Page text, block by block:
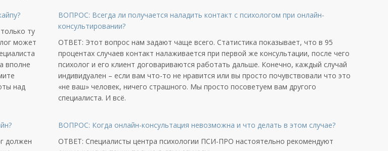
ту
может
вполне
над
должен
ВОПРОС: Всегда ли получается наладить контакт с психологом при онлайн-
консультировании?
ОТВЕТ: Этот вопрос нам задают чаще всего. Статистика показывает, что в 95
процентах случаев контакт налаживается при первой же консультации, после чего
психолог и его клиент договариваются работать дальше. Конечно, каждый случай
индивидуален – если вам что-то не нравится или вы просто почувствовали что это
«не ваш» человек, ничего страшного. Мы просто посоветуем вам другого
специалиста. И всё.
ВОПРОС: Когда онлайн-консультация невозможна и что делать в этом случае?
ОТВЕТ: Специалисты центра психологии ПСИ-ПРО настоятельно рекомендуют